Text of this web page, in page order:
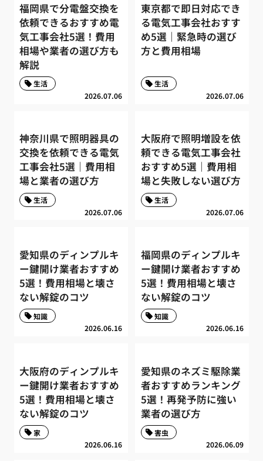
福岡県で分電盤交換を
依頼できるおすすめ電
気工事会社5選！費用
相場や業者の選び方も
解説
2026.07.06
生活
東京都で即日対応でき
る電気工事会社おすす
め5選｜緊急時の選び
方と費用相場
2026.07.06
生活
神奈川県で照明器具の
交換を依頼できる電気
工事会社5選｜費用相
場と業者の選び方
2026.07.06
生活
大阪府で照明増設を依
頼できる電気工事会社
おすすめ5選｜費用相
場と失敗しない選び方
2026.07.06
生活
愛知県のディンプルキ
ー鍵開け業者おすすめ
5選！費用相場と壊さ
ない解錠のコツ
2026.06.16
知識
福岡県のディンプルキ
ー鍵開け業者おすすめ
5選！費用相場と壊さ
ない解錠のコツ
2026.06.16
知識
大阪府のディンプルキ
ー鍵開け業者おすすめ
5選！費用相場と壊さ
ない解錠のコツ
2026.06.16
家
愛知県のネズミ駆除業
者おすすめランキング
5選！再発予防に強い
業者の選び方
2026.06.09
害虫